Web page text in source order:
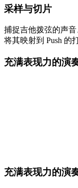
采样与切片
捕捉吉他拨弦的声
将其映射到 Push 的
充满表现力的演
充满表现力的演